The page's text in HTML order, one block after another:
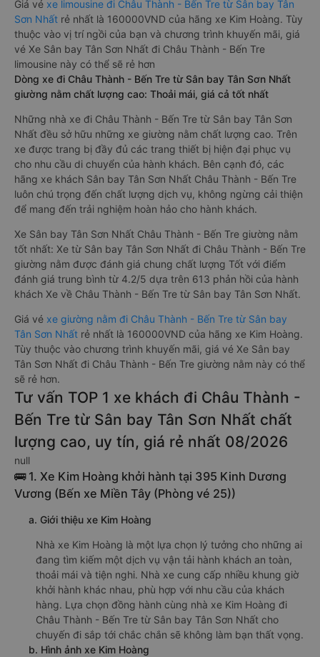
Giá vé xe limousine đi Châu Thành - Bến Tre từ Sân bay Tân
Sơn Nhất rẻ nhất là 160000VND của hãng xe Kim Hoàng. Tùy
thuộc vào vị trí ngồi của bạn và chương trình khuyến mãi, giá
vé Xe Sân bay Tân Sơn Nhất đi Châu Thành - Bến Tre
limousine này có thể sẽ rẻ hơn
Dòng xe đi Châu Thành - Bến Tre từ Sân bay Tân Sơn Nhất
giường nằm chất lượng cao: Thoải mái, giá cả tốt nhất
Những nhà xe đi Châu Thành - Bến Tre từ Sân bay Tân Sơn
Nhất đều sở hữu những xe giường nằm chất lượng cao. Trên
xe được trang bị đầy đủ các trang thiết bị hiện đại phục vụ
cho nhu cầu di chuyển của hành khách. Bên cạnh đó, các
hãng xe khách Sân bay Tân Sơn Nhất Châu Thành - Bến Tre
luôn chú trọng đến chất lượng dịch vụ, không ngừng cải thiện
để mang đến trải nghiệm hoàn hảo cho hành khách.
Xe Sân bay Tân Sơn Nhất Châu Thành - Bến Tre giường nằm
tốt nhất: Xe từ Sân bay Tân Sơn Nhất đi Châu Thành - Bến Tre
giường nằm được đánh giá chung chất lượng Tốt với điểm
đánh giá trung bình từ 4.2/5 dựa trên 613 phản hồi của hành
khách Xe về Châu Thành - Bến Tre từ Sân bay Tân Sơn Nhất.
Giá vé xe giường nằm đi Châu Thành - Bến Tre từ Sân bay
Tân Sơn Nhất rẻ nhất là 160000VND của hãng xe Kim Hoàng.
Tùy thuộc vào chương trình khuyến mãi, giá vé Xe Sân bay
Tân Sơn Nhất đi Châu Thành - Bến Tre giường nằm này có thể
sẽ rẻ hơn.
Tư vấn TOP 1 xe khách đi Châu Thành -
Bến Tre từ Sân bay Tân Sơn Nhất chất
lượng cao, uy tín, giá rẻ nhất 08/2026
null
🚌 1. Xe Kim Hoàng khởi hành tại 395 Kinh Dương
Vương (Bến xe Miền Tây (Phòng vé 25))
a. Giới thiệu xe Kim Hoàng
Nhà xe Kim Hoàng là một lựa chọn lý tưởng cho những ai
đang tìm kiếm một dịch vụ vận tải hành khách an toàn,
thoải mái và tiện nghi. Nhà xe cung cấp nhiều khung giờ
khởi hành khác nhau, phù hợp với nhu cầu của khách
hàng. Lựa chọn đồng hành cùng nhà xe Kim Hoàng đi
Châu Thành - Bến Tre từ Sân bay Tân Sơn Nhất cho
chuyến đi sắp tới chắc chắn sẽ không làm bạn thất vọng.
b. Hình ảnh xe Kim Hoàng